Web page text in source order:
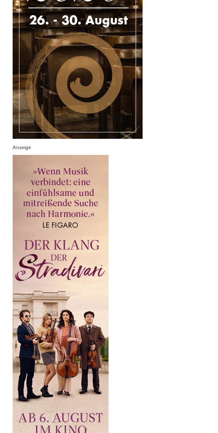
Anzeige